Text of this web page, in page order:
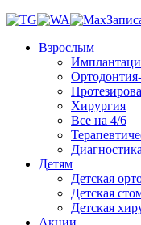
Взрослым
Хирургия
Все на 4/6
Детям
Детская
Детская
Детская
Акции